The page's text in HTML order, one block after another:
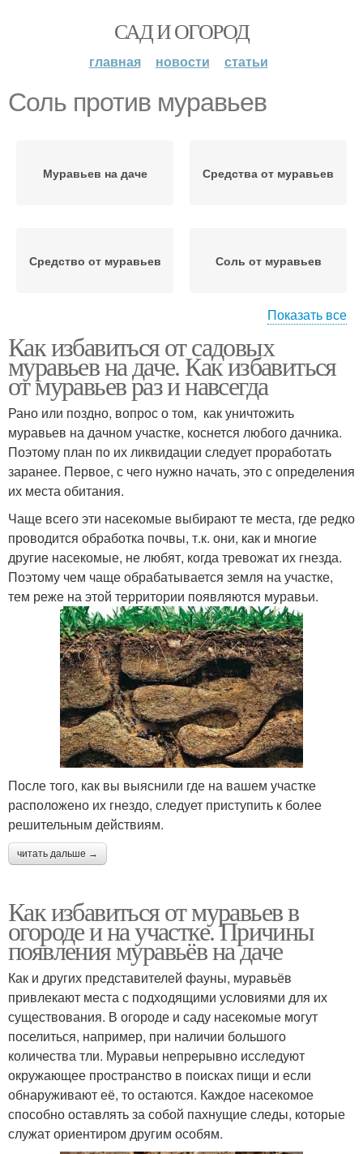
САД И ОГОРОД
главная новости статьи
Соль против муравьев
Муравьев на даче Средства от муравьев
Средство от муравьев Соль от муравьев
Муравьев на кухне Муравьев на участке
Показать все
Как избавиться от садовых
муравьев на даче. Как избавиться
от муравьев раз и навсегда
Рано или поздно, вопрос о том, как уничтожить
муравьев на дачном участке, коснется любого дачника.
Поэтому план по их ликвидации следует проработать
заранее. Первое, с чего нужно начать, это с определения
их места обитания.
Чаще всего эти насекомые выбирают те места, где редко
проводится обработка почвы, т.к. они, как и многие
другие насекомые, не любят, когда тревожат их гнезда.
Поэтому чем чаще обрабатывается земля на участке,
тем реже на этой территории появляются муравьи.
После того, как вы выяснили где на вашем участке
расположено их гнездо, следует приступить к более
решительным действиям.
читать дальше →
Как избавиться от муравьев в
огороде и на участке. Причины
появления муравьёв на даче
Как и других представителей фауны, муравьёв
привлекают места с подходящими условиями для их
существования. В огороде и саду насекомые могут
поселиться, например, при наличии большого
количества тли. Муравьи непрерывно исследуют
окружающее пространство в поисках пищи и если
обнаруживают её, то остаются. Каждое насекомое
способно оставлять за собой пахнущие следы, которые
служат ориентиром другим особям.